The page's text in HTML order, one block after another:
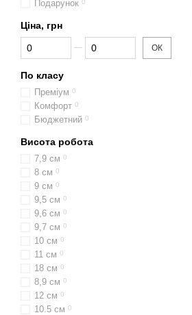
Подарунок 0
Ціна, грн
Від Ціна, грн
До Ціна, грн ОК
По класу
Преміум 0
Комфорт 0
Бюджетний 0
Висота робота
7,9 см 0
8 см 0
9 см 0
9,5 см 0
9,6 см 0
9,7 см 0
10 см 0
11 см 0
18 см 0
8,9 см 0
12 см 0
10.5 см 0